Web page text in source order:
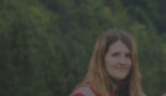
News & Stories> Alle an Bord: